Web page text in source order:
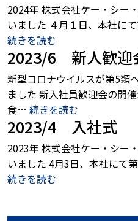
2024年 株式会社ケー・シー
いました ４月１日、本社に
続きを読む
2023/6 新人歓迎
新型コロナウイルスが第5類
ました 新入社員歓迎会の開
食… 続きを読む
2023/4 入社式
2023年 株式会社ケー・シー
いました 4月3日、本社にて
続きを読む